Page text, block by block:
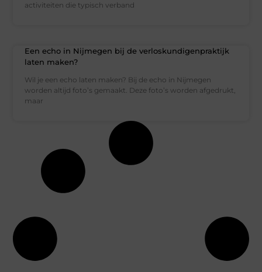
activiteiten die typisch verband
Een echo in Nijmegen bij de verloskundigenpraktijk
laten maken?
Wil je een echo laten maken? Bij de echo in Nijmegen
worden altijd foto’s gemaakt. Deze foto’s worden afgedrukt,
maar